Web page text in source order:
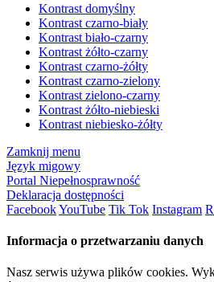
Kontrast domyślny
Kontrast czarno-biały
Kontrast biało-czarny
Kontrast żółto-czarny
Kontrast czarno-żółty
Kontrast czarno-zielony
Kontrast zielono-czarny
Kontrast żółto-niebieski
Kontrast niebiesko-żółty
Zamknij menu
Język migowy
Portal Niepełnosprawność
Deklaracja dostępności
FacebookYouTube Tik Tok Instagram
Informacja o przetwarzaniu danych
Nasz serwis używa plików cookies.